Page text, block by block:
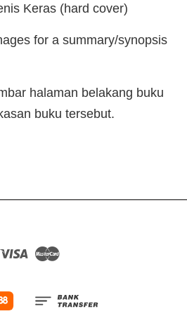
Keras (hard cover)
for a summary/synopsis
halaman belakang buku
buku tersebut.
Visa